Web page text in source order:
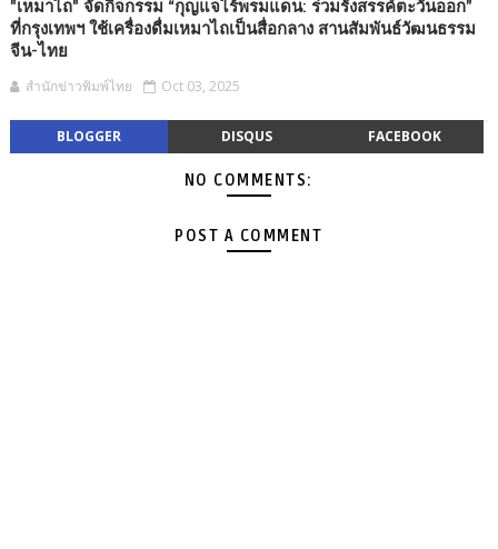
"เหมาไถ" จัดกิจกรรม “กุญแจไร้พรมแดน: ร่วมรังสรรค์ตะวันออก”
ที่กรุงเทพฯ ใช้เครื่องดื่มเหมาไถเป็นสื่อกลาง สานสัมพันธ์วัฒนธรรม
จีน-ไทย
สำนักข่าวพิมพ์ไทย Oct 03, 2025
BLOGGER DISQUS FACEBOOK
NO COMMENTS:
POST A COMMENT